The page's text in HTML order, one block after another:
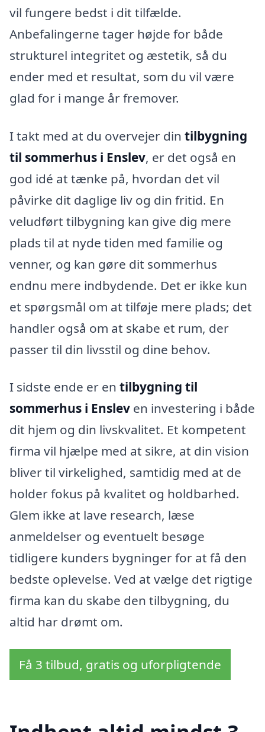
vil fungere bedst i dit tilfælde.
Anbefalingerne tager højde for både
strukturel integritet og æstetik, så du
ender med et resultat, som du vil være
glad for i mange år fremover.
I takt med at du overvejer din tilbygning
til sommerhus i Enslev, er det også en
god idé at tænke på, hvordan det vil
påvirke dit daglige liv og din fritid. En
veludført tilbygning kan give dig mere
plads til at nyde tiden med familie og
venner, og kan gøre dit sommerhus
endnu mere indbydende. Det er ikke kun
et spørgsmål om at tilføje mere plads; det
handler også om at skabe et rum, der
passer til din livsstil og dine behov.
I sidste ende er en tilbygning til
sommerhus i Enslev en investering i både
dit hjem og din livskvalitet. Et kompetent
firma vil hjælpe med at sikre, at din vision
bliver til virkelighed, samtidig med at de
holder fokus på kvalitet og holdbarhed.
Glem ikke at lave research, læse
anmeldelser og eventuelt besøge
tidligere kunders bygninger for at få den
bedste oplevelse. Ved at vælge det rigtige
firma kan du skabe den tilbygning, du
altid har drømt om.
Få 3 tilbud, gratis og uforpligtende